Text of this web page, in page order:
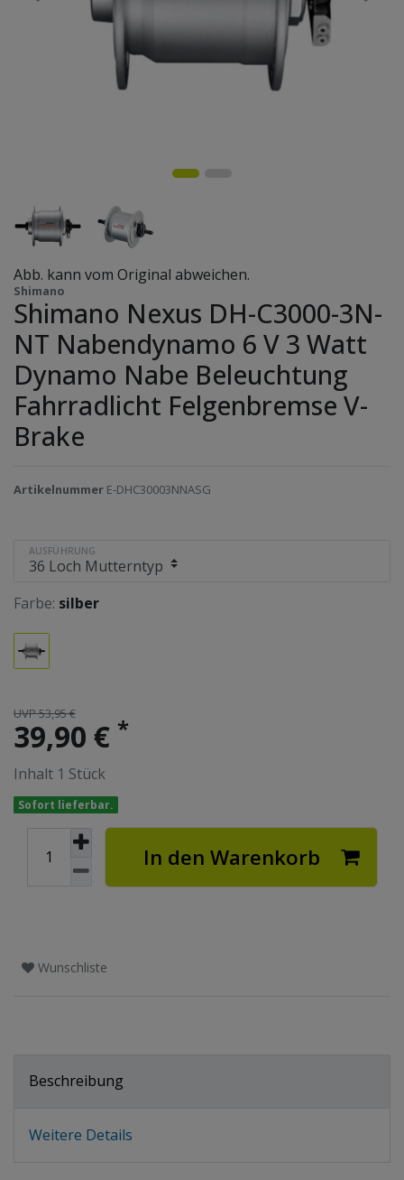
Abb. kann vom Original abweichen.
Shimano
Shimano Nexus DH-C3000-3N-
NT Nabendynamo 6 V 3 Watt
Dynamo Nabe Beleuchtung
Fahrradlicht Felgenbremse V-
Brake
Artikelnummer E-DHC30003NNASG
AUSFÜHRUNG
Farbe: silber
UVP 53,95 €
39,90 € *
Inhalt 1 Stück
Sofort lieferbar.
In den Warenkorb
Wunschliste
Beschreibung
Weitere Details